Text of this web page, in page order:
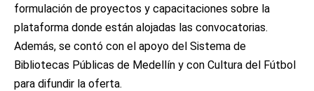
formulación de proyectos y capacitaciones sobre la
plataforma donde están alojadas las convocatorias.
Además, se contó con el apoyo del Sistema de
Bibliotecas Públicas de Medellín y con Cultura del Fútbol
para difundir la oferta.